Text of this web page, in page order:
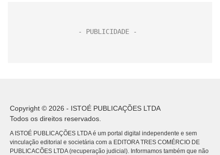
Copyright © 2026 - ISTOÉ PUBLICAÇÕES LTDA
Todos os direitos reservados.
A ISTOÉ PUBLICAÇÕES LTDA é um portal digital independente e sem
vinculação editorial e societária com a EDITORA TRES COMÉRCIO DE
PUBLICACÕES LTDA (recuperação judicial). Informamos também que não